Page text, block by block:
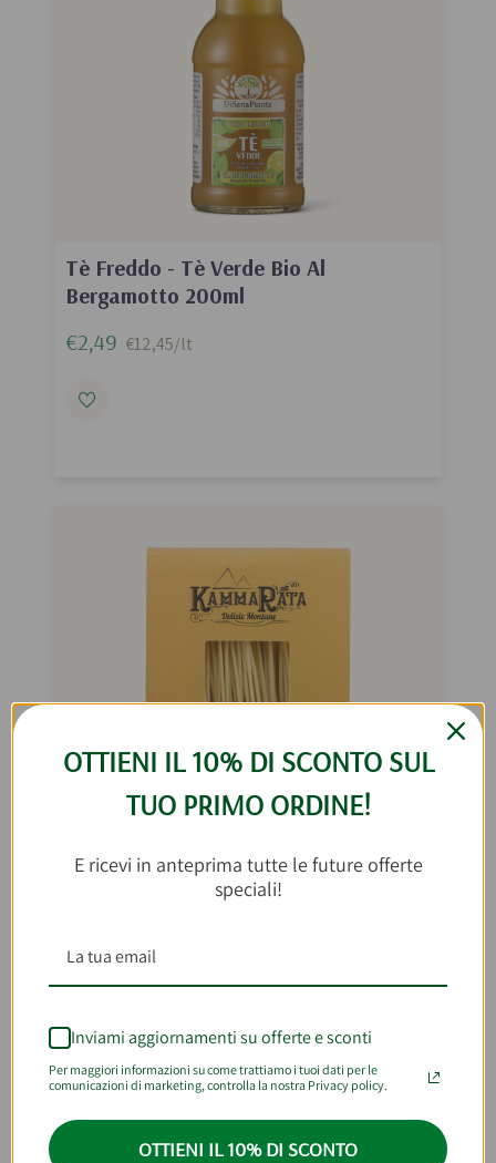
Tè Freddo - Tè Verde Bio Al
Bergamotto 200ml
€2,49 €12,45/lt
Siciliana 500g
€3,90 €7,80/kg
AGGIUNGI AL CARRELLO
OTTIENI IL 10% DI SCONTO SUL
TUO PRIMO ORDINE!
E ricevi in anteprima tutte le future offerte
speciali!
Inviami aggiornamenti su offerte e sconti
Per maggiori informazioni su come trattiamo i tuoi dati per le
comunicazioni di marketing, controlla la nostra Privacy policy.
OTTIENI IL 10% DI SCONTO